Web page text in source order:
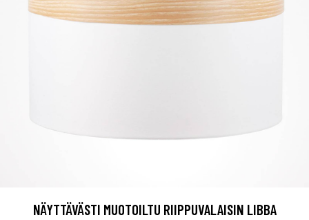
NÄYTTÄVÄSTI MUOTOILTU RIIPPUVALAISIN LIBBA